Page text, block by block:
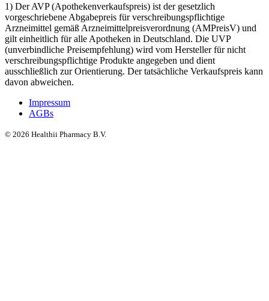
1) Der AVP (Apothekenverkaufspreis) ist der gesetzlich
vorgeschriebene Abgabepreis für verschreibungspflichtige
Arzneimittel gemäß Arzneimittelpreisverordnung (AMPreisV) und
gilt einheitlich für alle Apotheken in Deutschland. Die UVP
(unverbindliche Preisempfehlung) wird vom Hersteller für nicht
verschreibungspflichtige Produkte angegeben und dient
ausschließlich zur Orientierung. Der tatsächliche Verkaufspreis kann
davon abweichen.
Impressum
AGBs
© 2026 Healthii Pharmacy B.V.